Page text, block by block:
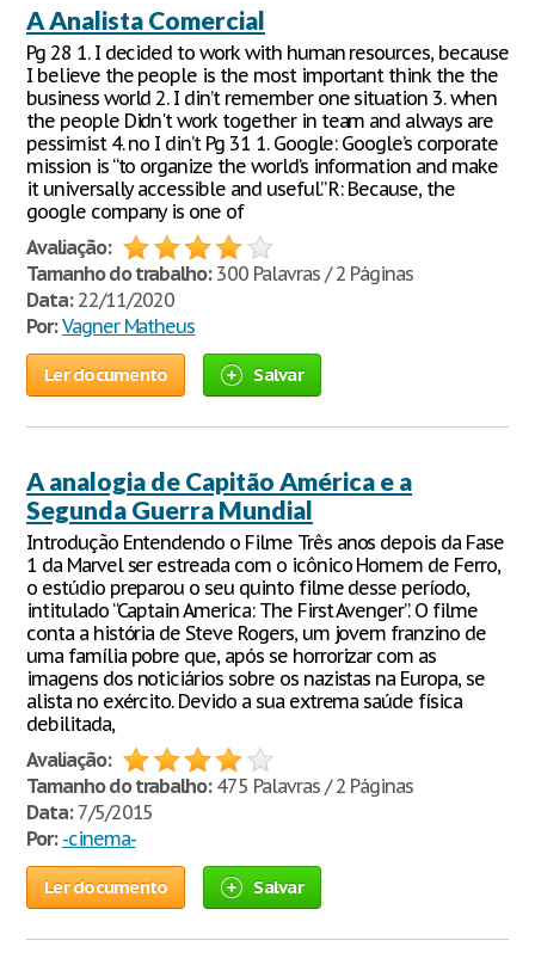
A Analista Comercial
Pg 28 1. I decided to work with human resources, because
I believe the people is the most important think the the
business world 2. I din’t remember one situation 3. when
the people Didn't work together in team and always are
pessimist 4. no I din’t Pg 31 1. Google: Google’s corporate
mission is “to organize the world’s information and make
it universally accessible and useful.” R: Because, the
google company is one of
Avaliação:
Tamanho do trabalho:300 Palavras / 2 Páginas
Data:22/11/2020
Por: Vagner Matheus
Ler documento Salvar
A analogia de Capitão América e a
Segunda Guerra Mundial
Introdução Entendendo o Filme Três anos depois da Fase
1 da Marvel ser estreada com o icônico Homem de Ferro,
o estúdio preparou o seu quinto filme desse período,
intitulado “Captain America: The First Avenger”. O filme
conta a história de Steve Rogers, um jovem franzino de
uma família pobre que, após se horrorizar com as
imagens dos noticiários sobre os nazistas na Europa, se
alista no exército. Devido a sua extrema saúde física
debilitada,
Avaliação:
Tamanho do trabalho:475 Palavras / 2 Páginas
Data:7/5/2015
Por: -cinema-
Ler documento Salvar